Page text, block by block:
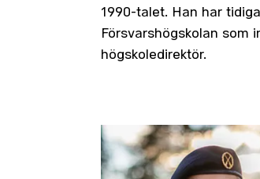
1990-talet. Han har
Försvarshögskolan som
högskoledirektör.